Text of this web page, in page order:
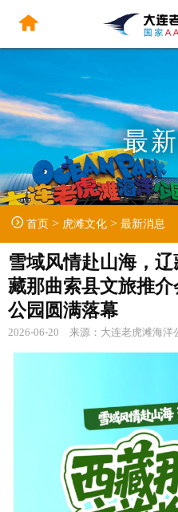
最
首页> 虎滩文化> 最新消息
雪域风情赴山海，
藏那曲索县文旅推
公园圆满落幕
2026-06-20 来源：大连老虎滩海